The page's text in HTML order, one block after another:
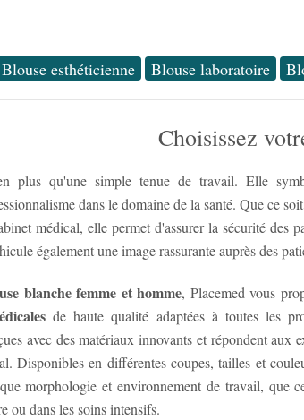
Blouse esthéticienne Blouse laboratoire
Choisissez
plus qu'une simple tenue de travail. Elle
dans le domaine de la santé. Que ce
médical, elle permet d'assurer la sécurité des
également une image rassurante auprès des
blanche femme et homme, Placemed vous
de haute qualité adaptées à toutes les
avec des matériaux innovants et répondent aux
Disponibles en différentes coupes, tailles et
morphologie et environnement de travail, que
ou dans les soins intensifs.